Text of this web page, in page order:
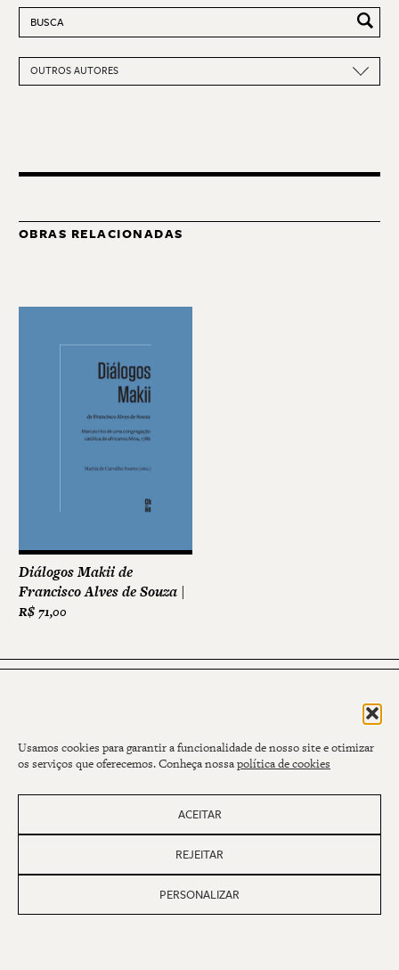
Usamos cookies para garantir a funcionalidade de nosso site e otimizar
os serviços que oferecemos. Conheça nossapolítica de cookies
ACEITAR
REJEITAR
PERSONALIZAR
Pesquisar por:
OUTROS AUTORES
OBRAS RELACIONADAS
Diálogos Makii de
Francisco Alves de Souza
R$ 71,00